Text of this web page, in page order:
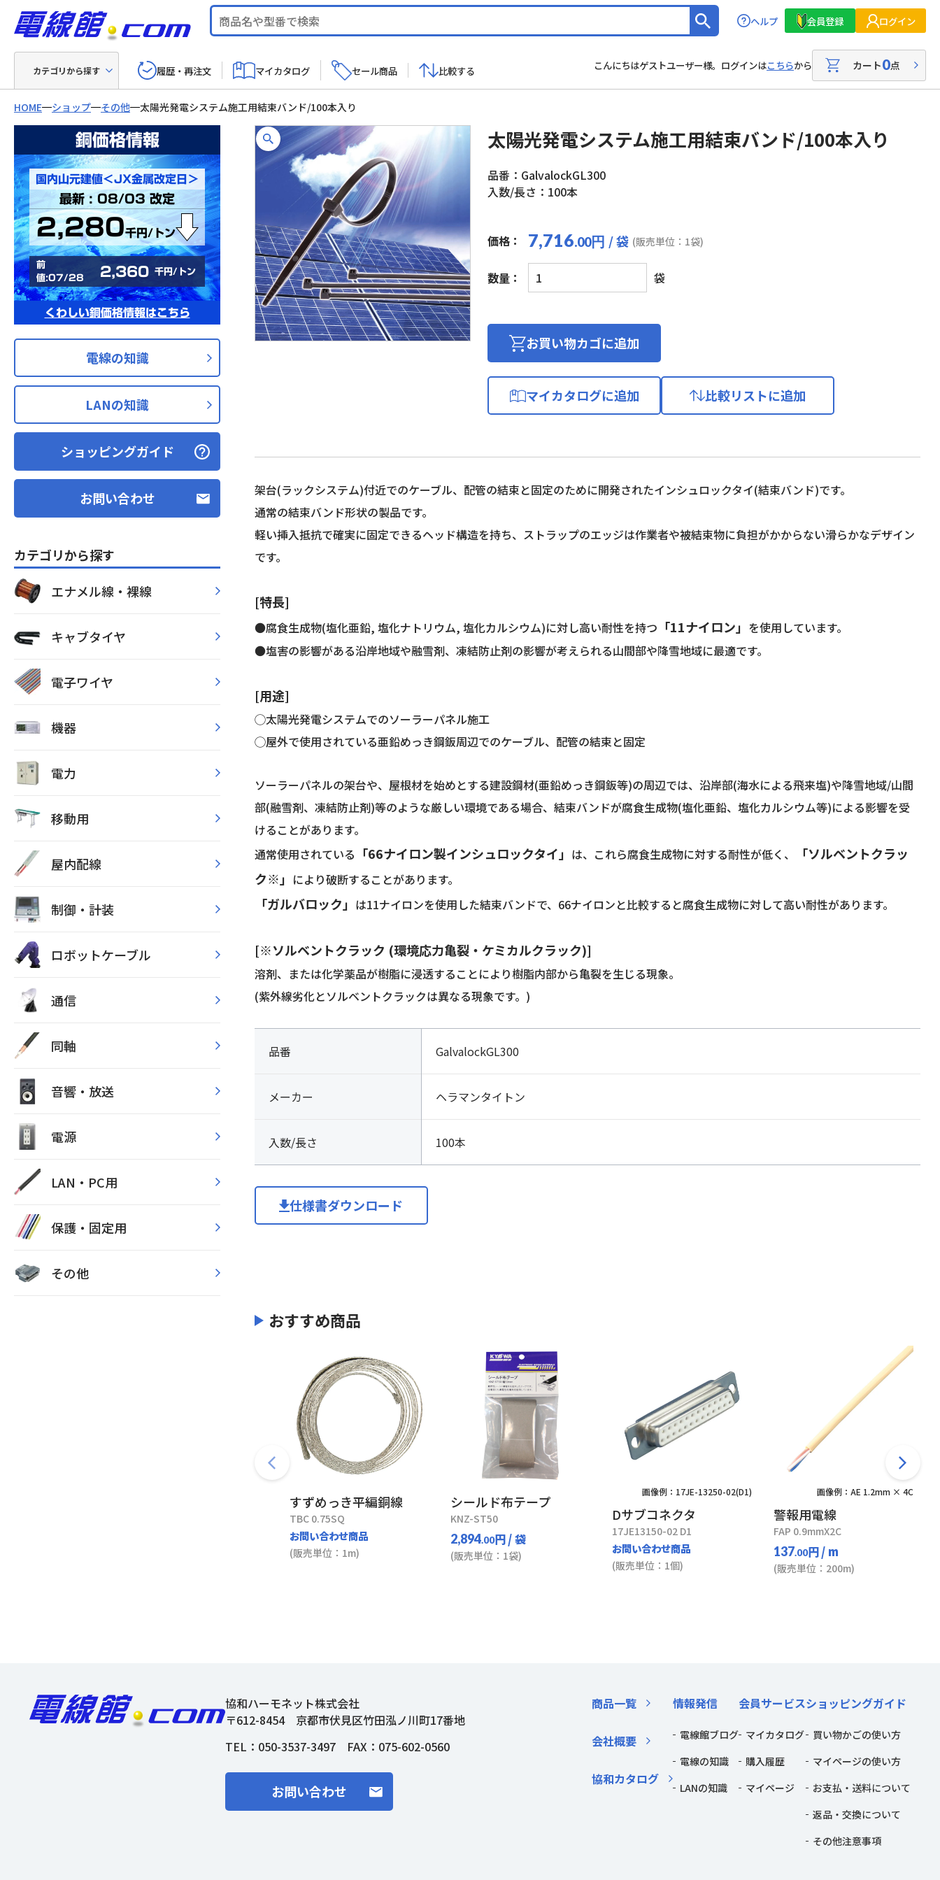
ヘルプ 会員登録 ログイン
カテゴリから探す 履歴・再注文 マイカタログ セール商品 比較する こんにちはゲストユーザー様。ログインはこちらから カート0点
HOME ショップ その他 太陽光発電システム施工用結束バンド/100本入り
銅価格情報
国内山元建値＜JX金属改定日＞
最新 : 08/03 改定
2,280千円/トン
前
値:07/28
2,360 千円/トン
くわしい銅価格情報はこちら
電線の知識
LANの知識
ショッピングガイド
お問い合わせ
カテゴリから探す
エナメル線・裸線
キャブタイヤ
電子ワイヤ
機器
電力
移動用
屋内配線
制御・計装
ロボットケーブル
通信
同軸
音響・放送
電源
LAN・PC用
保護・固定用
その他
太陽光発電システム施工用結束バンド/100本入り
品番：GalvalockGL300
入数/長さ：100本
価格： 7,716.00円 / 袋 (販売単位：1袋)
数量：
太
陽
発
用
束
ド/100
袋
お買い物カゴに追加
マイカタログに追加 比較リストに追加
架台(ラックシステム)付近でのケーブル、配管の結束と固定のために開発されたインシュロックタイ(結束バンド)です。
通常の結束バンド形状の製品です。
軽い挿入抵抗で確実に固定できるヘッド構造を持ち、ストラップのエッジは作業者や被結束物に負担がかからない滑らかなデザイン
です。
[特長]
●腐食生成物(塩化亜鉛, 塩化ナトリウム, 塩化カルシウム)に対し高い耐性を持つ 「11ナイロン」 を使用しています。
●塩害の影響がある沿岸地域や融雪剤、凍結防止剤の影響が考えられる山間部や降雪地域に最適です。
[用途]
◯太陽光発電システムでのソーラーパネル施工
◯屋外で使用されている亜鉛めっき鋼鈑周辺でのケーブル、配管の結束と固定
ソーラーパネルの架台や、屋根材を始めとする建設鋼材(亜鉛めっき鋼鈑等)の周辺では、沿岸部(海水による飛来塩)や降雪地域/山間
部(融雪剤、凍結防止剤)等のような厳しい環境である場合、結束バンドが腐食生成物(塩化亜鉛、塩化カルシウム等)による影響を受
けることがあります。
通常使用されている 「66ナイロン製インシュロックタイ」 は、これら腐食生成物に対する耐性が低く、
「ソルベントクラッ
ク※」 により破断することがあります。
「ガルバロック」 は11ナイロンを使用した結束バンドで、66ナイロンと比較すると腐食生成物に対して高い耐性があります。
[※ソルベントクラック (環境応力亀裂・ケミカルクラック)]
溶剤、または化学薬品が樹脂に浸透することにより樹脂内部から亀裂を生じる現象。
(紫外線劣化とソルベントクラックは異なる現象です。)
品番 GalvalockGL300
メーカー ヘラマンタイトン
入数/長さ 100本
仕様書ダウンロード
おすすめ商品
すずめっき平編銅線
TBC 0.75SQ
お問い合わせ商品
(販売単位：1m)
シールド布テープ
KNZ-ST50
2,894.00円/ 袋
(販売単位：1袋)
画像例：17JE-13250-02(D1)
Dサブコネクタ
17JE13150-02 D1
お問い合わせ商品
(販売単位：1個)
画像例：AE 1.2mm × 4C
警報用電線
FAP 0.9mmX2C
137.00円/ m
(販売単位：200m)
協和ハーモネット株式会社
〒612-8454 京都市伏見区竹田泓ノ川町17番地
TEL： 050-3537-3497 FAX：075-602-0560
お問い合わせ
商品一覧
会社概要
協和カタログ
情報発信
電線館ブログ
電線の知識
LANの知識
会員サービス
マイカタログ
購入履歴
マイページ
ショッピングガイド
買い物かごの使い方
マイページの使い方
お支払・送料について
返品・交換について
その他注意事項